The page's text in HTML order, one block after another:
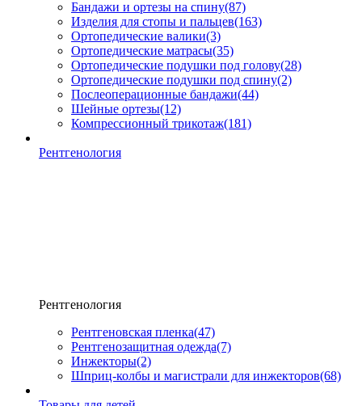
Бандажи и ортезы на спину(87)
Изделия для стопы и пальцев(163)
Ортопедические валики(3)
Ортопедические матрасы(35)
Ортопедические подушки под голову(28)
Ортопедические подушки под спину(2)
Послеоперационные бандажи(44)
Шейные ортезы(12)
Компрессионный трикотаж(181)
Рентгенология
Рентгенология
Рентгеновская пленка(47)
Рентгенозащитная одежда(7)
Инжекторы(2)
Шприц-колбы и магистрали для инжекторов(68)